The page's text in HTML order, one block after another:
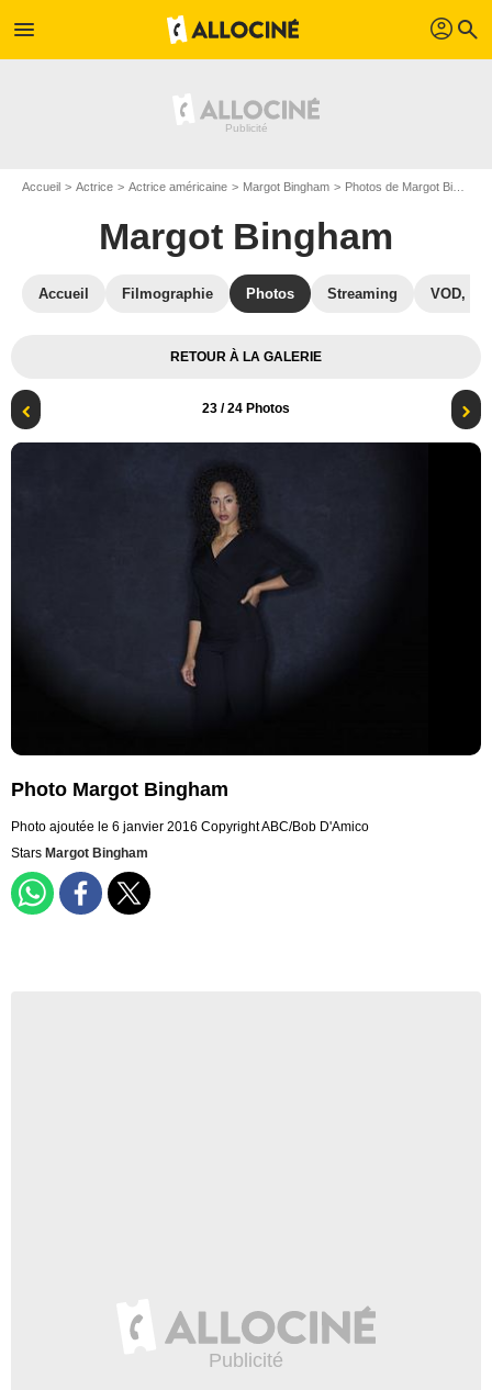
menu profil search
Accueil Actrice Actrice américaine Margot Bingham Photos de Margot Bingham
Margot Bingham
Accueil Filmographie Photos Streaming VOD,
RETOUR À LA GALERIE
23 / 24 Photos
Photo Margot Bingham
Photo ajoutée le 6 janvier 2016 Copyright ABC/Bob D'Amico
Stars Margot Bingham